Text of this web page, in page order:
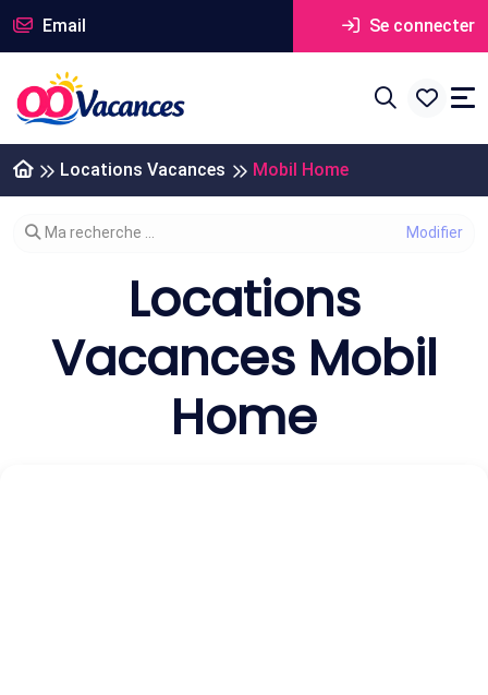
Email Se connecter
Locations Vacances Mobil Home
Modifier votre recherche
Ma recherche ...
Locations
Vacances Mobil
Home